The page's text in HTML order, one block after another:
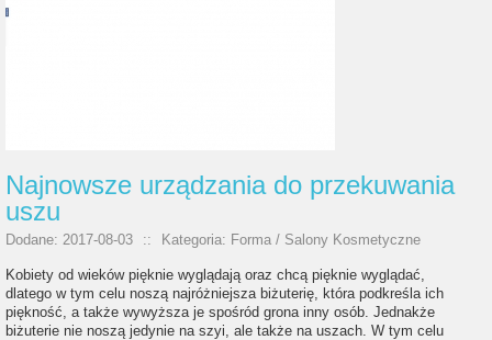
Najnowsze urządzania do przekuwania
uszu
Dodane: 2017-08-03 :: Kategoria: Forma / Salony Kosmetyczne
Kobiety od wieków pięknie wyglądają oraz chcą pięknie wyglądać,
dlatego w tym celu noszą najróżniejsza biżuterię, która podkreśla ich
piękność, a także wywyższa je spośród grona inny osób. Jednakże
biżuterie nie noszą jedynie na szyi, ale także na uszach. W tym celu